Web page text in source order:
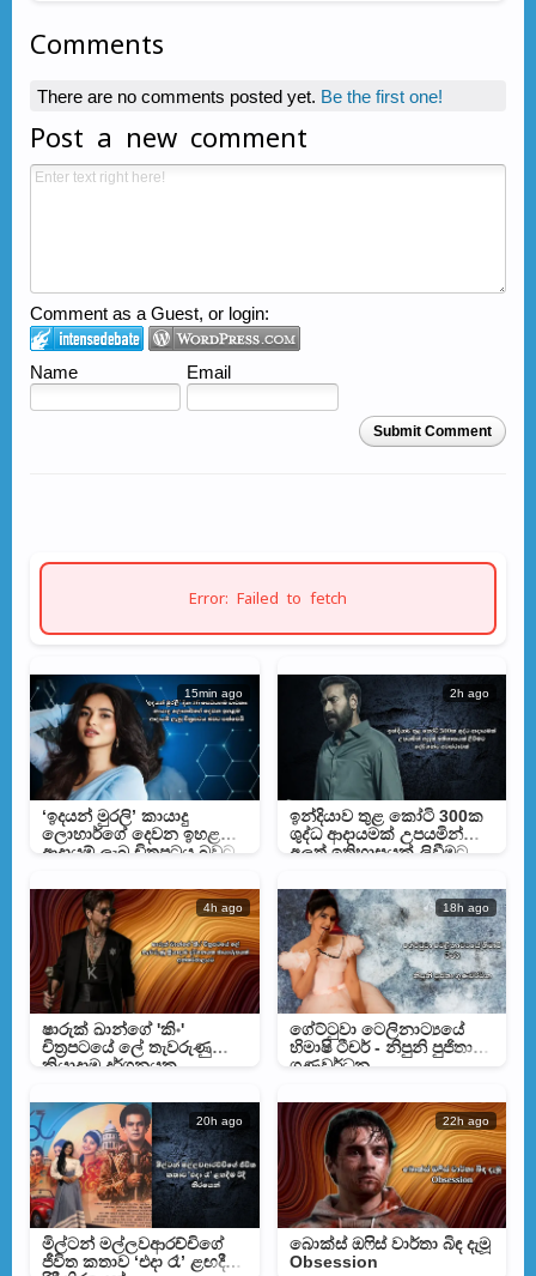
Comments
There are no comments posted yet. Be the first one!
Post a new comment
Comment as a Guest, or login:
Name Email
Submit Comment
Error: Failed to fetch
15min ago
‘ඉදයන් මුරලි’ කායාදු
ලොහාර්ගේ දෙවන ඉහළම
ආදායම් ලැබූ චිත්‍රපටය බවට
2h ago
ඉන්දියාව තුළ කෝටි 300ක
ශුද්ධ ආදායමක් උපයමින්
අලුත් ඉතිහාසයක් ලිවීමට
4h ago
ෂාරුක් ඛාන්ගේ 'කිං'
චිත්‍රපටයේ ලේ තැවරුණු
ක්‍රියාදාම දර්ශනයක
18h ago
ගේට්ටුවා ටෙලිනාට්‍යයේ
හිමාෂි ටීචර් - නිපුනි පුජිතා
ගුණවර්ධන
20h ago
මිල්ටන් මල්ලවආරච්චිගේ
ජීවිත කතාව ‘එදා රෑ’ ළඟදීම
22h ago
බොක්ස් ඔෆිස් වාර්තා බිඳ දැමූ
Obsession